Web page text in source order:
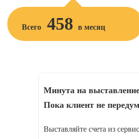
Всего 458 в месяц
Минута на
Пока клиент не
Выставляйте счета из